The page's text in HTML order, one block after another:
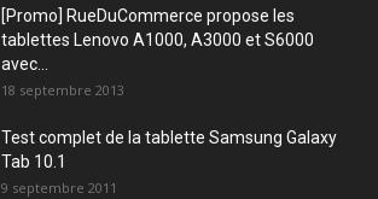
[Promo] RueDuCommerce propose les
tablettes Lenovo A1000, A3000 et S6000
avec...
18 septembre 2013
Test complet de la tablette Samsung Galaxy
Tab 10.1
9 septembre 2011